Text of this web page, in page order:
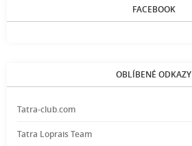
FACEBOOK
OBLÍBENÉ ODKAZY
Tatra-club.com
Tatra Loprais Team